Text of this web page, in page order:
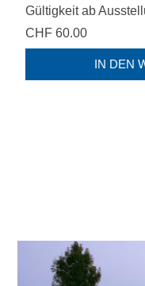
Gültigkeit ab
CHF 60.00